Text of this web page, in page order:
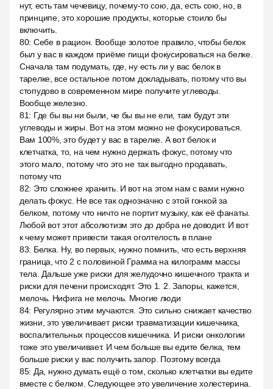
нут, есть там чечевицу, почему-то сою, да, есть сою, но, в
принципе, это хорошие продукты, которые стоило бы
включить.
80: Себе в рацион. Вообще золотое правило, чтобы белок
был у вас в каждом приёме пищи фокусироваться на белке.
Сначала там подумать, где, ну есть ли у вас белок в
тарелке, все остальное потом докладывать, потому что вы
стопудово в современном мире получите углеводы.
Вообще железно.
81: Где бы вы ни были, че бы вы не ели, там будут эти
углеводы и жиры. Вот на этом можно не фокусироваться.
Вам 100%, это будет у вас в тарелке. А вот белок и
клетчатка, то, на чем нужно держать фокус, потому что
этого мало, потому что это не так выгодно продавать,
потому что
82: Это сложнее хранить. И вот на этом нам с вами нужно
делать фокус. Не все так однозначно с этой гонкой за
белком, потому что ничто не портит музыку, как её фанаты.
Любой вот этот абсолютизм это до добра не доводит. И вот
к чему может привести такая оголтелость в плане
83: Белка. Ну, во первых, нужно помнить, что есть верхняя
граница, что 2 с половиной Грамма на килограмм массы
тела. Дальше уже риски для желудочно кишечного тракта и
риски для печени происходят. Это 1. 2. Запоры, кажется,
мелочь. Нифига не мелочь. Многие люди
84: Регулярно этим мучаются. Это сильно снижает качество
жизни, это увеличивает риски травматизации кишечника,
воспалительных процессов кишечника. И риски онкологии
тоже это увеличивает. И чем больше вы едите белка, тем
больше риски у вас получить запор. Поэтому всегда
85: Да, нужно думать ещё о том, сколько клетчатки вы едите
вместе с белком. Следующее это увеличение холестерина.